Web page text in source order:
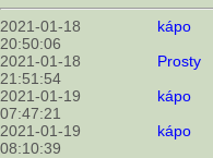
2021-01-18
20:50:06
kápo
2021-01-18
21:51:54
Prosty
2021-01-19
07:47:21
kápo
2021-01-19
08:10:39
kápo